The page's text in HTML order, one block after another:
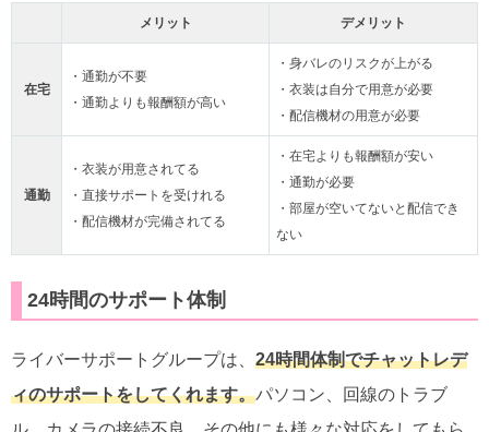
メリット デメリット
在宅
・通勤が不要
・通勤よりも報酬額が高い
・身バレのリスクが上がる
・衣装は自分で用意が必要
・配信機材の用意が必要
通勤
・衣装が用意されてる
・直接サポートを受けれる
・配信機材が完備されてる
・在宅よりも報酬額が安い
・通勤が必要
・部屋が空いてないと配信でき
ない
24時間のサポート体制
ライバーサポートグループは、 24時間体制でチャットレデ
ィのサポートをしてくれます。パソコン、回線のトラブ